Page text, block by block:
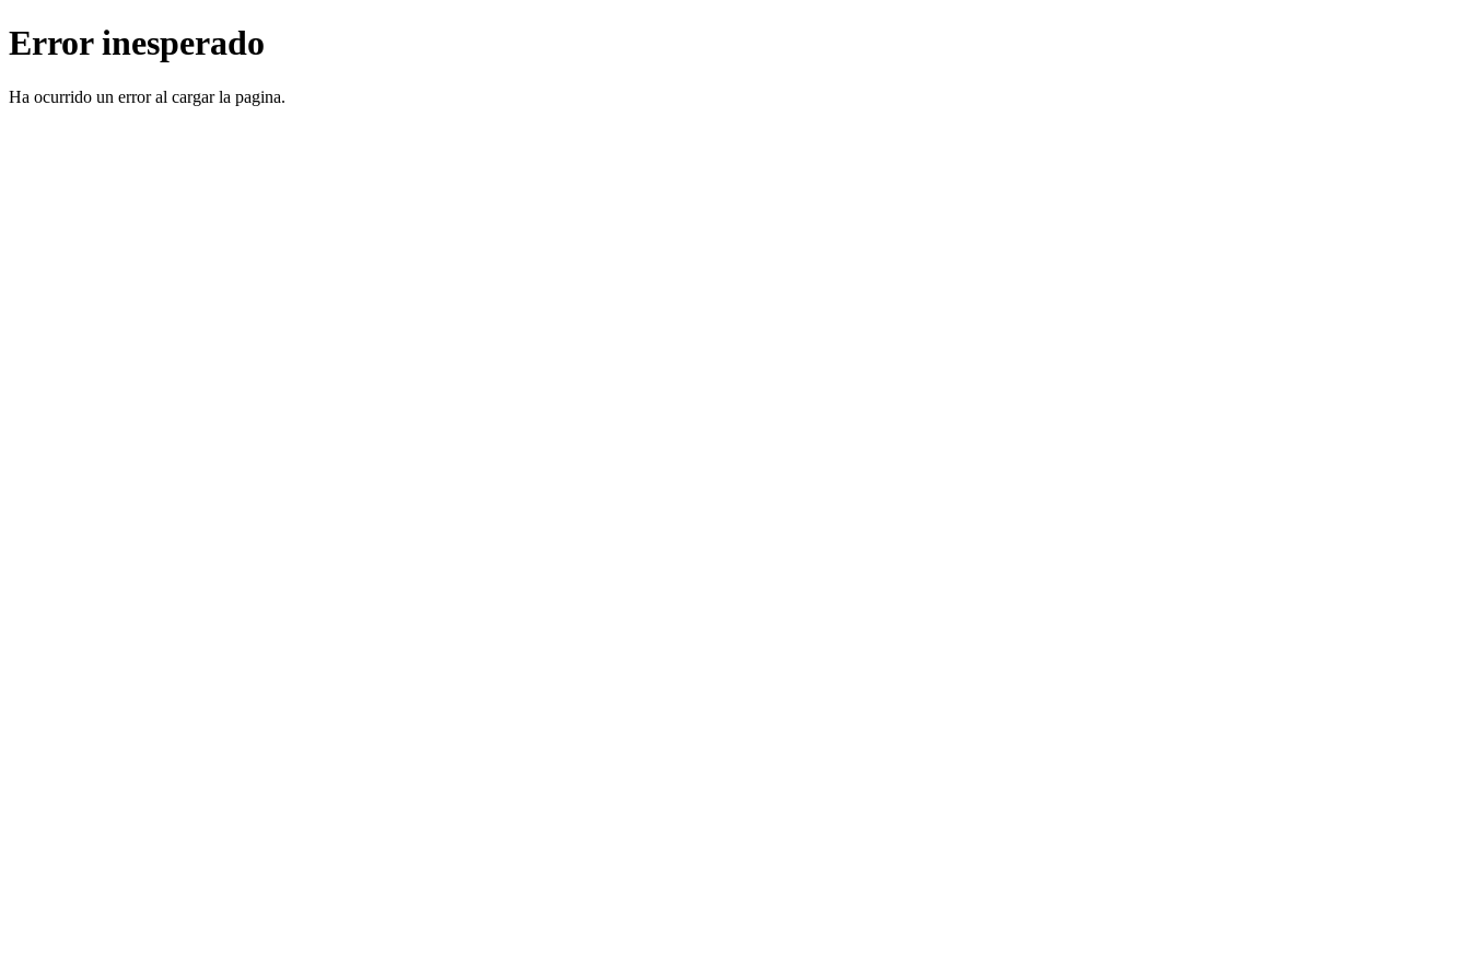
Error inesperado
Ha ocurrido un error al cargar la pagina.